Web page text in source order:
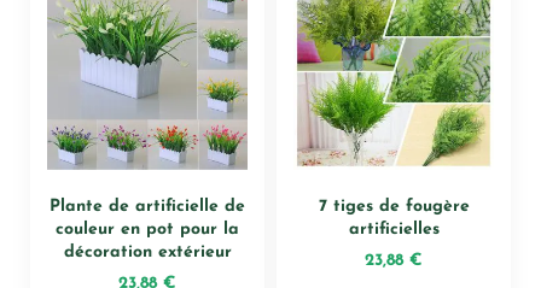
Plante de artificielle de
couleur en pot pour la
décoration extérieur
23,88 €
7 tiges de fougère
artificielles
23,88 €